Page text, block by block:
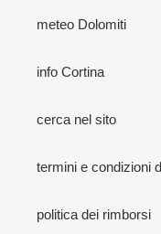
meteo Dolomiti
info Cortina
cerca nel sito
termini e condizioni
politica dei rimborsi